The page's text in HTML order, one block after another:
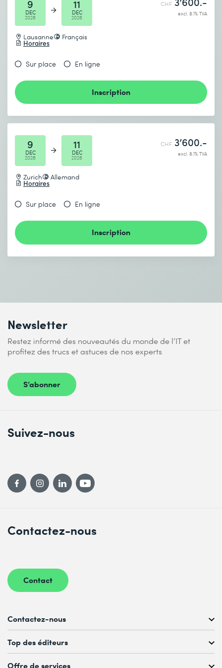
9
DEC
2026
11
DEC
2026
Lausanne Français
Horaires
CHF
excl. 8.1% TVA
Sur place En ligne
Inscription
9
DEC
2026
11
DEC
2026
Zurich Allemand
Horaires
CHF 3’600.-
excl. 8.1% TVA
Sur place En ligne
Inscription
Newsletter
Restez informé des nouveautés du monde de l’IT et
profitez des trucs et astuces de nos experts
S’abonner
Contactez-nous
Contact
Suivez-nous
Contactez-nous
Conseil personnalisé au
022 738 80 80 ou 021 321 65 00
du Lu au Ve, 08h00–17h00
Top des éditeurs
Offre de services